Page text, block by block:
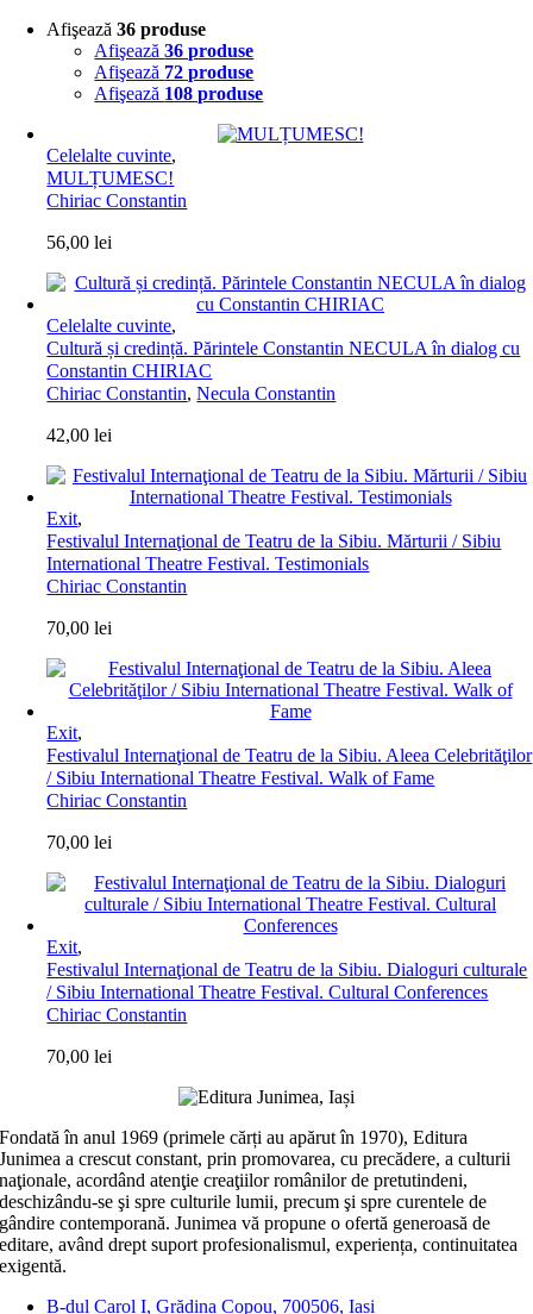
Afişează36 produse
Afişează36 produse
Afişează 72 produse
Afişează 108 produse
Celelalte cuvinte,
MULȚUMESC!
Chiriac Constantin
56,00lei
Celelalte cuvinte,
Cultură și credință. Părintele Constantin NECULA în dialog cu
Constantin CHIRIAC
Chiriac Constantin,Necula Constantin
42,00lei
Exit,
Festivalul Internaţional de Teatru de la Sibiu. Mărturii / Sibiu
International Theatre Festival. Testimonials
Chiriac Constantin
70,00lei
Exit,
Festivalul Internaţional de Teatru de la Sibiu. Aleea Celebrităţilor
/ Sibiu International Theatre Festival. Walk of Fame
Chiriac Constantin
70,00lei
Exit,
Festivalul Internaţional de Teatru de la Sibiu. Dialoguri culturale
/ Sibiu International Theatre Festival. Cultural Conferences
Chiriac Constantin
70,00lei
Fondată în anul 1969 (primele cărți au apărut în 1970), Editura
Junimea a crescut constant, prin promovarea, cu precădere, a culturii
naţionale, acordând atenţie creaţiilor românilor de pretutindeni,
deschizându-se şi spre culturile lumii, precum şi spre curentele de
gândire contemporană. Junimea vă propune o ofertă generoasă de
editare, având drept suport profesionalismul, experiența, continuitatea
exigentă.
B-dul Carol I, Grădina Copou, 700506, Iași